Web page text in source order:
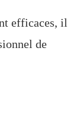
efficaces, il
de